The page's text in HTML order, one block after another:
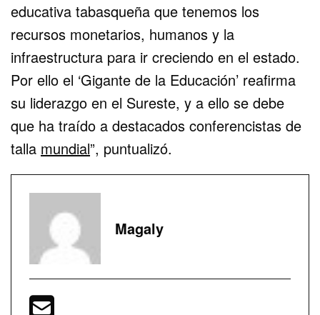
educativa tabasqueña que tenemos los
recursos monetarios, humanos y la
infraestructura para ir creciendo en el estado.
Por ello el ‘Gigante de la Educación’ reafirma
su liderazgo en el Sureste, y a ello se debe
que ha traído a destacados conferencistas de
talla mundial”, puntualizó.
Magaly